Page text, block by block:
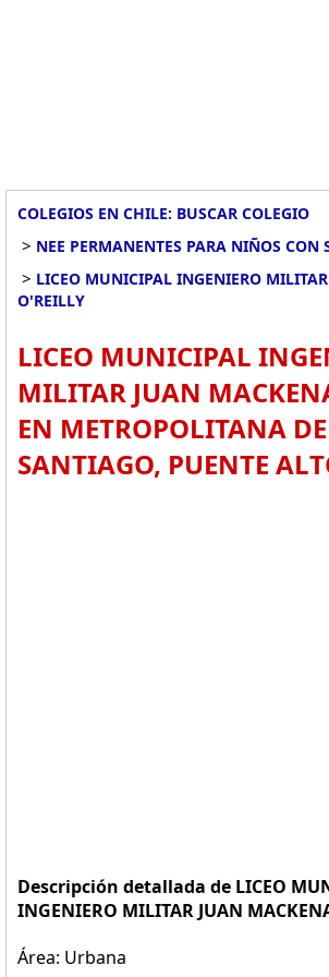
COLEGIOS EN CHILE: BUSCAR COLEGIO
> NEE PERMANENTES PARA NIÑOS CON
> LICEO MUNICIPAL INGENIERO
O'REILLY
LICEO MUNICIPAL
MILITAR JUAN
EN METROPOLITANA DE
SANTIAGO, PUENTE
Descripción detallada de LICEO
INGENIERO MILITAR JUAN
Área: Urbana